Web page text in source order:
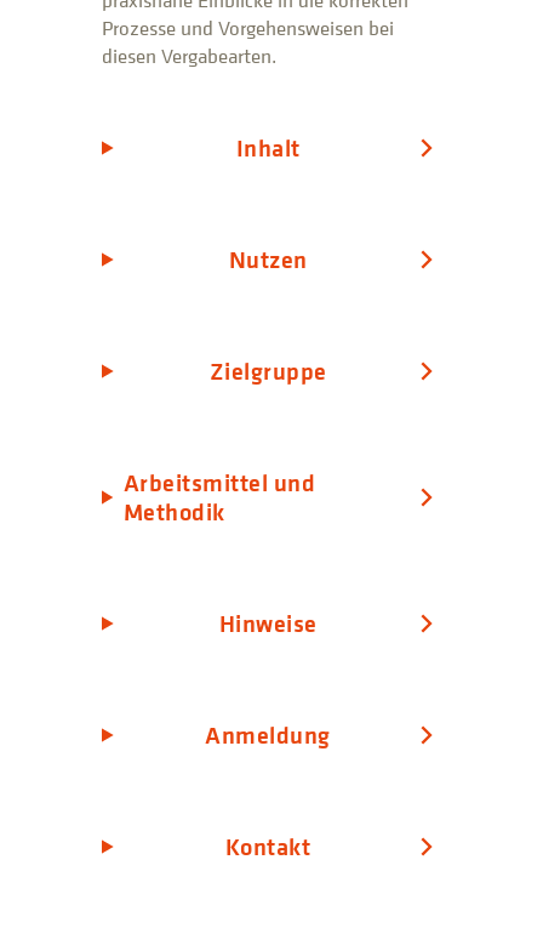
Prozesse und Vorgehensweisen bei
diesen Vergabearten.
Inhalt
Nutzen
Zielgruppe
Arbeitsmittel und
Methodik
Hinweise
Anmeldung
Kontakt